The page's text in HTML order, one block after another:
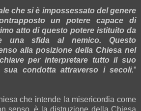
che si è impossessato del genere
un potere capace di
atto di questo potere istituito da
una sfida al nemico. Questo
alla posizione della Chiesa nel
per interpretare tutto il suo
sua condotta attraverso i secoli.”
che intende la misericordia come